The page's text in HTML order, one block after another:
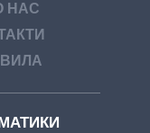
НАС